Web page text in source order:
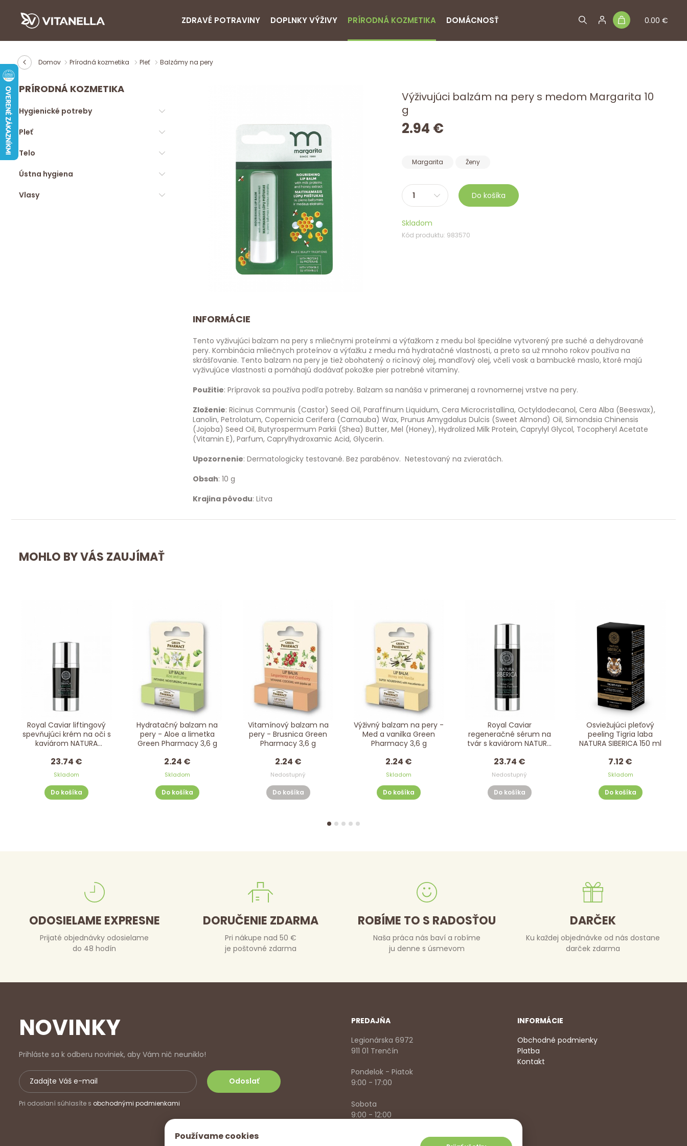
Používame cookies
0.00 €
ZDRAVÉ POTRAVINY DOPLNKY VÝŽIVY PRÍRODNÁ KOZMETIKA DOMÁCNOSŤ
Domov Prírodná kozmetika Pleť Balzámy na pery
PRÍRODNÁ KOZMETIKA
Hygienické potreby
Pleť
Telo
Ústna hygiena
Vlasy
Výživujúci balzám na pery s medom Margarita 10
g
2.94 €
Margarita Ženy
Do košíka
Skladom
Kód produktu: 983570
INFORMÁCIE
Tento vyživujúci balzam na pery s mliečnymi proteínmi a výťažkom z medu bol špeciálne vytvorený pre suché a dehydrované
pery. Kombinácia mliečnych proteínov a výťažku z medu má hydratačné vlastnosti, a preto sa už mnoho rokov používa na
skrášľovanie. Tento balzam na pery je tiež obohatený o ricínový olej, mandľový olej, včelí vosk a bambucké maslo, ktoré majú
vyživujúce vlastnosti a pomáhajú dodávať pokožke pier potrebné vitamíny.
Použitie: Prípravok sa používa podľa potreby. Balzam sa nanáša v primeranej a rovnomernej vrstve na pery.
Zloženie: Ricinus Communis (Castor) Seed Oil, Paraffinum Liquidum, Cera Microcristallina, Octyldodecanol, Cera Alba (Beeswax),
Lanolin, Petrolatum, Copernicia Cerifera (Carnauba) Wax, Prunus Amygdalus Dulcis (Sweet Almond) Oil, Simondsia Chinensis
(Jojoba) Seed Oil, Butyrospermum Parkii (Shea) Butter, Mel (Honey), Hydrolized Milk Protein, Caprylyl Glycol, Tocopheryl Acetate
(Vitamin E), Parfum, Caprylhydroxamic Acid, Glycerin.
Upozornenie: Dermatologicky testované. Bez parabénov. Netestovaný na zvieratách.
Obsah: 10 g
Krajina pôvodu: Litva
MOHLO BY VÁS ZAUJÍMAŤ
Royal Caviar liftingový
spevňujúci krém na oči s
kaviárom NATURA
23.74 €
Skladom
Do košíka
Hydratačný balzam na
pery - Aloe a limetka
Green Pharmacy 3,6 g
2.24 €
Skladom
Do košíka
Vitamínový balzam na
pery - Brusnica Green
Pharmacy 3,6 g
2.24 €
Nedostupný
Do košíka
Výživný balzam na pery -
Med a vanilka Green
Pharmacy 3,6 g
2.24 €
Skladom
Do košíka
Royal Caviar
regeneračné sérum na
tvár s kaviárom NATURA
23.74 €
Nedostupný
Do košíka
Osviežujúci pleťový
peeling Tigria laba
NATURA SIBERICA 150 ml
7.12 €
Skladom
Do košíka
ODOSIELAME EXPRESNE
Prijaté objednávky odosielame
do 48 hodín
DORUČENIE ZDARMA
Pri nákupe nad 50 €
je poštovné zdarma
ROBÍME TO S RADOSŤOU
Naša práca nás baví a robíme
ju denne s úsmevom
DARČEK
Ku každej objednávke od nás dostane
darček zdarma
NOVINKY
Prihláste sa k odberu noviniek, aby Vám nič neuniklo!
Pri odoslaní súhlasíte s obchodnými podmienkami
PREDAJŇA
Legionárska 6972
911 01 Trenčín
Pondelok - Piatok
9:00 - 17:00
Sobota
9:00 - 12:00
+421 915 572 350,
INFORMÁCIE
Obchodné podmienky
Platba
Kontakt